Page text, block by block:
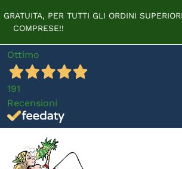
PER TUTTI GLI ORDINI
COMPRESE!!
Ottimo
191
Recensioni